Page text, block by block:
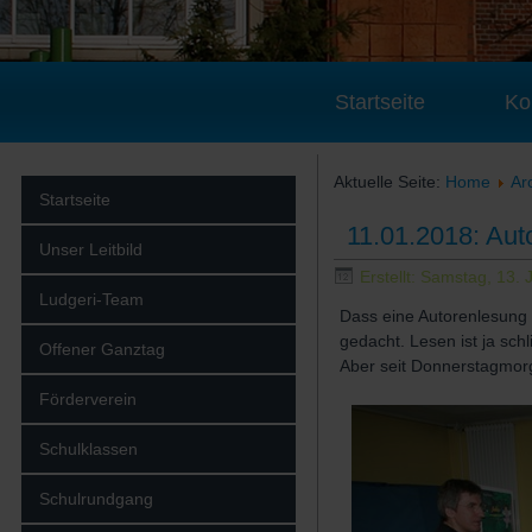
Startseite
Startseite
Unser Leitbild
Ludgeri-Team
Offener Ganztag
Förderverein
Schulklassen
Schulrundgang
Aktuelle Seite: Home
11.01.2018:
Erstellt: Samstag, 13.
Dass eine
gedacht. Lesen ist ja
Aber seit